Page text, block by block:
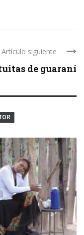
Artículo siguiente
de guaraní